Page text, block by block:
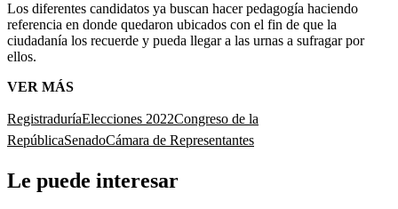
Los diferentes candidatos ya buscan hacer pedagogía haciendo
referencia en donde quedaron ubicados con el fin de que la
ciudadanía los recuerde y pueda llegar a las urnas a sufragar por
ellos.
VER MÁS
RegistraduríaElecciones 2022Congreso de la
RepúblicaSenadoCámara de Representantes
Le puede interesar